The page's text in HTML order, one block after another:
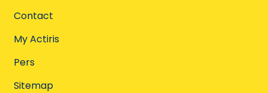
Contact
My Actiris
Pers
Sitemap